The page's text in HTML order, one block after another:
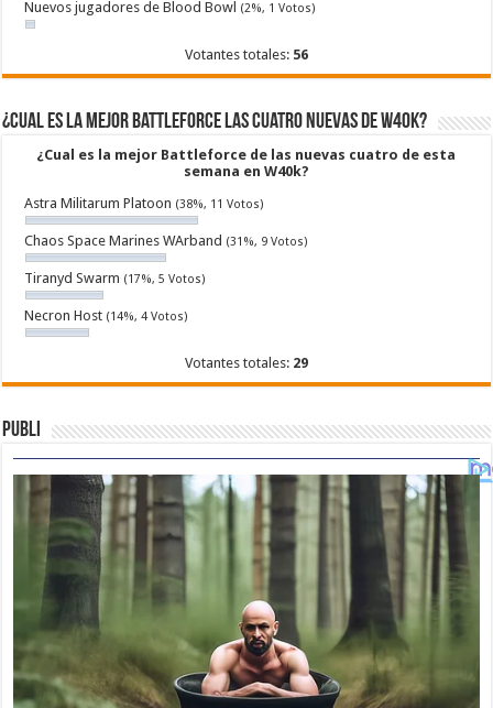
Nuevos jugadores de Blood Bowl (2%, 1 Votos)
Votantes totales: 56
¿Cual es la mejor Battleforce las cuatro nuevas de W40k?
¿Cual es la mejor Battleforce de las nuevas cuatro de esta
semana en W40k?
Astra Militarum Platoon (38%, 11 Votos)
Chaos Space Marines WArband (31%, 9 Votos)
Tiranyd Swarm (17%, 5 Votos)
Necron Host (14%, 4 Votos)
Votantes totales: 29
Publi